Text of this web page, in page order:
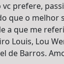
prefere,
que o melhor
a que me
Louis, Lou
de Barros.